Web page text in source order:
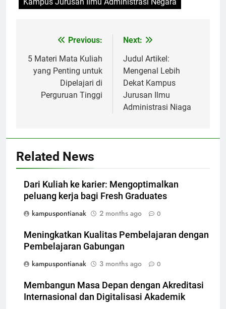
navigation
Previous:
5 Materi Mata Kuliah
yang Penting untuk
Dipelajari di
Perguruan Tinggi
Next:
Judul Artikel:
Mengenal Lebih
Dekat Kampus
Jurusan Ilmu
Administrasi Niaga
Related News
Dari Kuliah ke karier: Mengoptimalkan
peluang kerja bagi Fresh Graduates
kampuspontianak
2 months ago 0
Meningkatkan Kualitas Pembelajaran dengan
Pembelajaran Gabungan
kampuspontianak
3 months ago 0
Membangun Masa Depan dengan Akreditasi
Internasional dan Digitalisasi Akademik